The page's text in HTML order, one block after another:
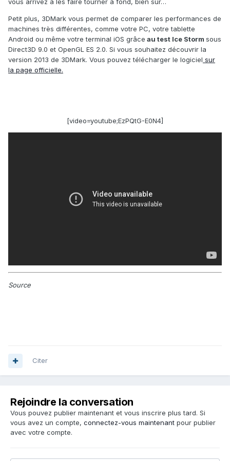
Petit plus, 3DMark vous permet de comparer les performances de
machines très différentes, comme votre PC, votre tablette
Android ou même votre terminal iOS grâce au test Ice Storm sous
Direct3D 9.0 et OpenGL ES 2.0. Si vous souhaitez découvrir la
version 2013 de 3DMark. Vous pouvez télécharger le logiciel sur
la page officielle.
[video=youtube;EzPQtG-E0N4]
Source
Citer
Rejoindre la conversation
Vous pouvez publier maintenant et vous inscrire plus tard. Si
vous avez un compte, connectez-vous maintenant pour publier
avec votre compte.